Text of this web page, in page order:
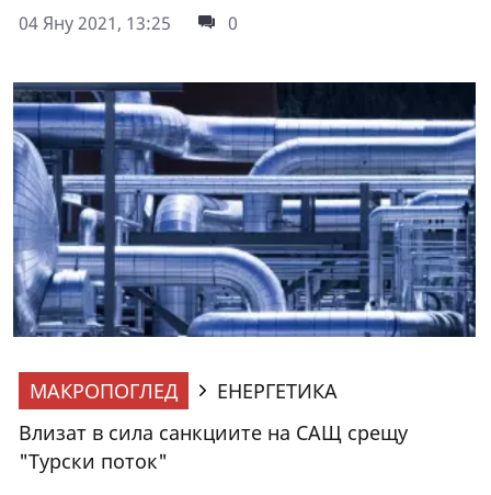
04 Яну 2021, 13:25
0
МАКРОПОГЛЕД
ЕНЕРГЕТИКА
Влизат в сила санкциите на САЩ срещу
"Турски поток"